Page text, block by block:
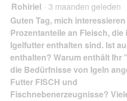
Rohiriel · 3 maanden geleden
Guten Tag, mich
Prozentanteile an Fleisch, die
Igelfutter enthalten sind. Ist
enthalten? Warum enthält Ihr
die Bedürfnisse von Igeln
Futter FISCH und
Fischnebenerzeugnisse?